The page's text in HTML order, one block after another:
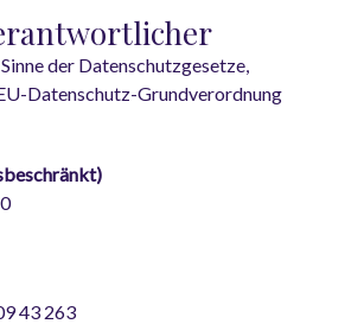
der Datenschutzgesetze,
Datenschutz-Grundverordnung
43 263